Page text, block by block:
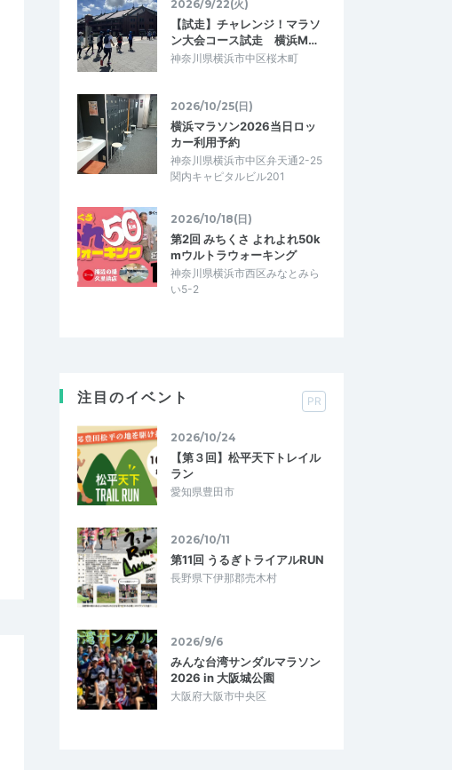
2026/9/22(火)
【試走】チャレンジ！マラソ
ン大会コース試走 横浜M…
神奈川県横浜市中区桜木町
2026/10/25(日)
横浜マラソン2026当日ロッ
カー利用予約
神奈川県横浜市中区弁天通2-25
関内キャピタルビル201
2026/10/18(日)
第2回 みちくさ よれよれ50k
mウルトラウォーキング
神奈川県横浜市西区みなとみら
い5-2
注目のイベント PR
2026/10/24
【第３回】松平天下トレイル
ラン
愛知県豊田市
2026/10/11
第11回 うるぎトライアルRUN
長野県下伊那郡売木村
2026/9/6
みんな台湾サンダルマラソン
2026 in 大阪城公園
大阪府大阪市中央区